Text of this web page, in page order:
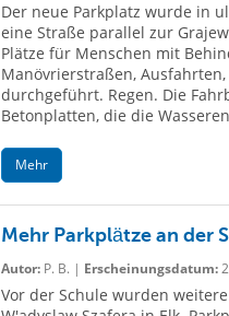
Der neue Parkplatz wurde in
eine Straße parallel zur
Plätze für Menschen mit
Manövrierstraßen,
durchgeführt. Regen. Die
Betonplatten, die die
Mehr
Mehr Parkplätze an der
Autor:P. B. | Erscheinungsdatum:
Vor der Schule wurden